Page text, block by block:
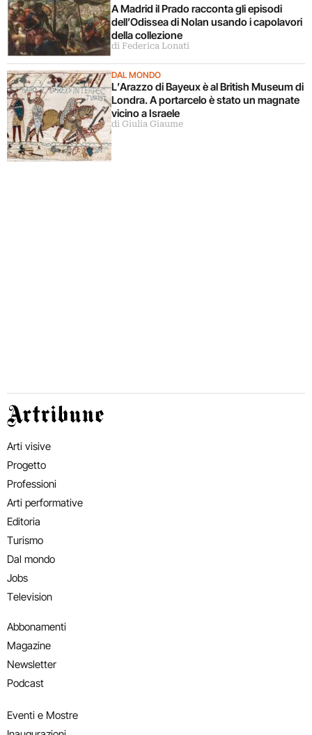
A Madrid il Prado racconta gli episodi
dell’Odissea di Nolan usando i capolavori
della collezione
di Federica Lonati
DAL MONDO
L’Arazzo di Bayeux è al British Museum di
Londra. A portarcelo è stato un magnate
vicino a Israele
di Giulia Giaume
Artribune
Arti visive
Progetto
Professioni
Arti performative
Editoria
Turismo
Dal mondo
Jobs
Television
Abbonamenti
Magazine
Newsletter
Podcast
Eventi e Mostre